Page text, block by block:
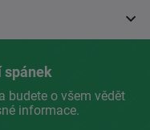
spánek
budete o všem vědět
informace.